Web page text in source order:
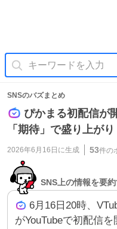
SNSのバズまとめ
ぴかまる初配信が
「期待」で盛り上がり
2026年6月16日 に生成 53件の
SNS上の情報を要
6月16日20時、
がYouTubeで初配信